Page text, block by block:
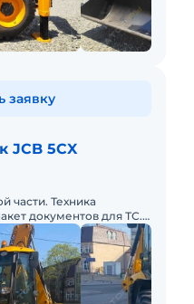
JCB 5CX
части. Техника
документов для ТС.
единиц.
заявку